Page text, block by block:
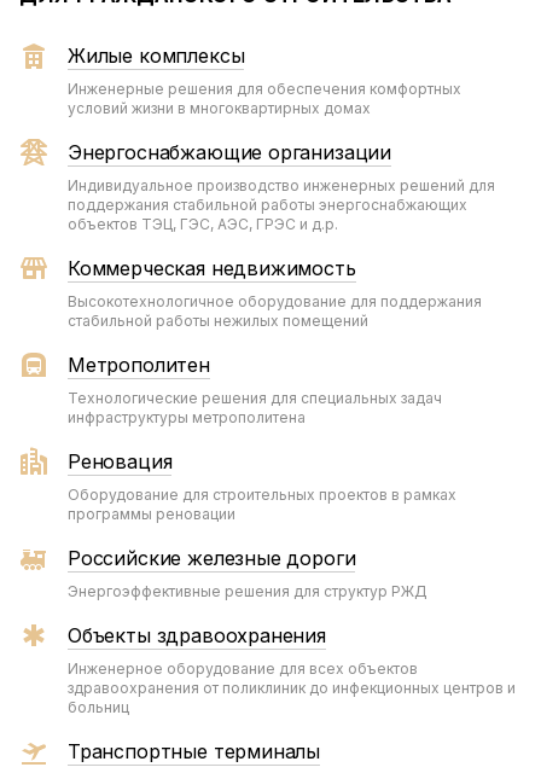
Жилые комплексы
Инженерные решения для обеспечения комфортных
условий жизни в многоквартирных домах
Энергоснабжающие организации
Индивидуальное производство инженерных решений для
поддержания стабильной работы энергоснабжающих
объектов ТЭЦ, ГЭС, АЭС, ГРЭС и д.р.
Коммерческая недвижимость
Высокотехнологичное оборудование для поддержания
стабильной работы нежилых помещений
Метрополитен
Технологические решения для специальных задач
инфраструктуры метрополитена
Реновация
Оборудование для строительных проектов в рамках
программы реновации
Российские железные дороги
Энергоэффективные решения для структур РЖД
Объекты здравоохранения
Инженерное оборудование для всех объектов
здравоохранения от поликлиник до инфекционных центров и
больниц
Транспортные терминалы